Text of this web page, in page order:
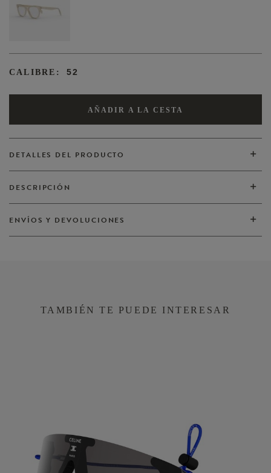
VER TODOS
CALIBRE: 52
AÑADIR A LA CESTA
DETALLES DEL PRODUCTO
DESCRIPCIÓN
ENVÍOS Y DEVOLUCIONES
TAMBIÉN TE PUEDE INTERESAR